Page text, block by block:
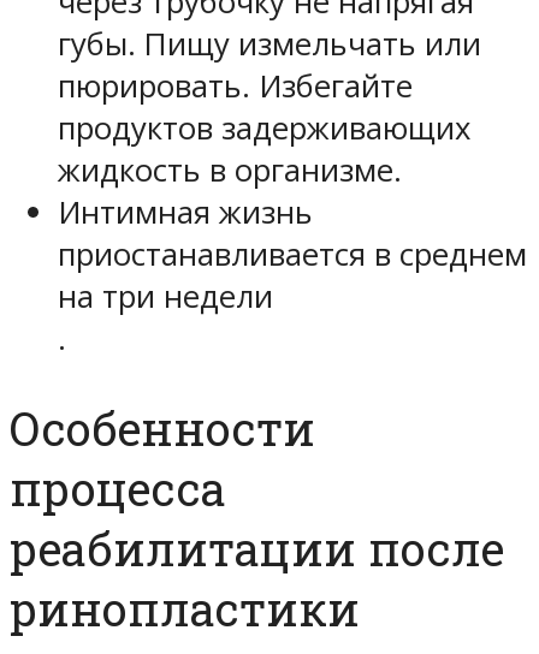
губы. Пищу измельчать или
пюрировать. Избегайте
продуктов задерживающих
жидкость в организме.
Интимная жизнь
приостанавливается в среднем
на три недели
.
Особенности
процесса
реабилитации после
ринопластики